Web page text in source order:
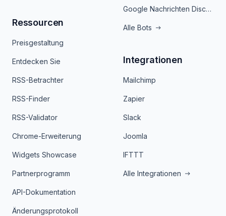
Ressourcen
Preisgestaltung
Entdecken Sie
RSS-Betrachter
RSS-Finder
RSS-Validator
Chrome-Erweiterung
Widgets Showcase
Partnerprogramm
API-Dokumentation
Änderungsprotokoll
Google Nachrichten Discord Bot
Alle Bots
Integrationen
Mailchimp
Zapier
Slack
Joomla
IFTTT
Alle Integrationen